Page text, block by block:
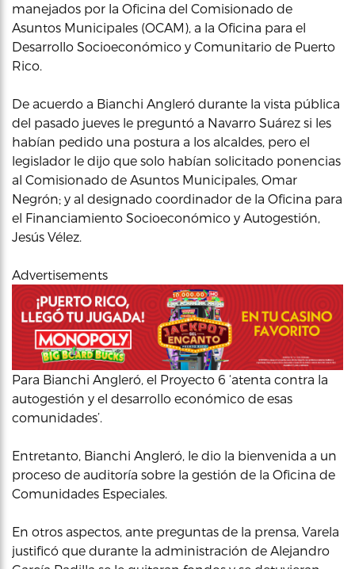
manejados por la Oficina del Comisionado de
Asuntos Municipales (OCAM), a la Oficina para el
Desarrollo Socioeconómico y Comunitario de Puerto
Rico.
De acuerdo a Bianchi Angleró durante la vista pública
del pasado jueves le preguntó a Navarro Suárez si les
habían pedido una postura a los alcaldes, pero el
legislador le dijo que solo habían solicitado ponencias
al Comisionado de Asuntos Municipales, Omar
Negrón; y al designado coordinador de la Oficina para
el Financiamiento Socioeconómico y Autogestión,
Jesús Vélez.
Advertisements
Para Bianchi Angleró, el Proyecto 6 ‘atenta contra la
autogestión y el desarrollo económico de esas
comunidades’.
Entretanto, Bianchi Angleró, le dio la bienvenida a un
proceso de auditoría sobre la gestión de la Oficina de
Comunidades Especiales.
En otros aspectos, ante preguntas de la prensa, Varela
justificó que durante la administración de Alejandro